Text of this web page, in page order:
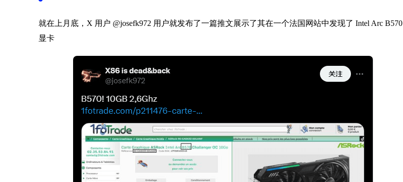
就在上月底，X 用户 @josefk972 用户就发布了一篇推文展示了其在一个法国网站中发现了 Intel Arc B570
显卡